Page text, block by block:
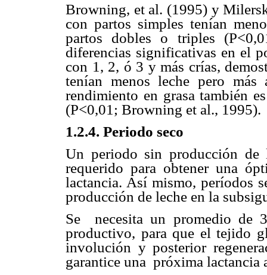
Browning, et al. (1995) y
con partos simples tenían
partos dobles o triples
diferencias significativas en el
con 1, 2, ó 3 y más crías,
tenían menos leche pero
rendimiento en grasa también
(P<0,01; Browning et al., 1995).
1.2.4. Periodo seco
Un periodo sin producción de
requerido para obtener una
lactancia. Así mismo, períodos
producción de leche en la
Se necesita un promedio de
productivo, para que el tejido
involución y posterior
garantice una próxima lactancia